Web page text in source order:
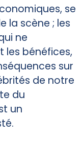
se
la scène ; les
ne
les bénéfices,
sur
de notre
du
un